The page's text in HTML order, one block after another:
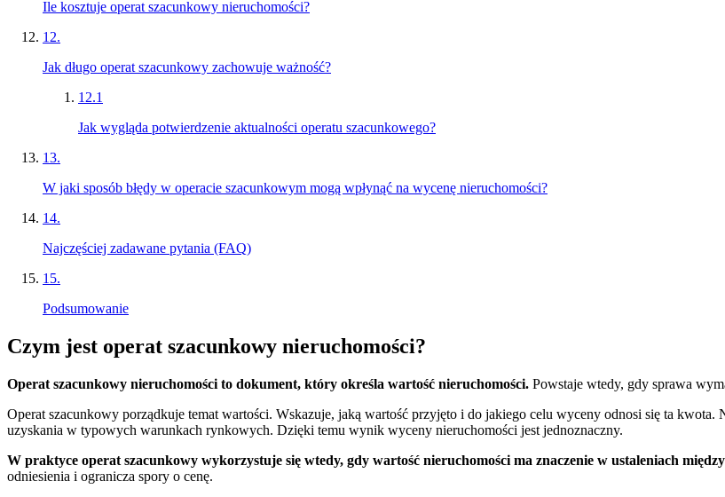
Ile kosztuje operat szacunkowy nieruchomości?
12.
Jak długo operat szacunkowy zachowuje ważność?
12.1
Jak wygląda potwierdzenie aktualności operatu szacunkowego?
13.
W jaki sposób błędy w operacie szacunkowym mogą wpłynąć na wycenę nieruchomości?
14.
Najczęściej zadawane pytania (FAQ)
15.
Podsumowanie
Czym jest operat szacunkowy nieruchomości?
Operat szacunkowy nieruchomości to dokument, który określa wartość nieruchomości. Powstaje wtedy, gdy sprawa
Operat szacunkowy porządkuje temat wartości. Wskazuje, jaką wartość przyjęto i do jakiego celu wyceny odnosi się ta
uzyskania w typowych warunkach rynkowych. Dzięki temu wynik wyceny nieruchomości jest jednoznaczny.
W praktyce operat szacunkowy wykorzystuje się wtedy, gdy wartość nieruchomości ma znaczenie w ustaleniach
odniesienia i ogranicza spory o cenę.